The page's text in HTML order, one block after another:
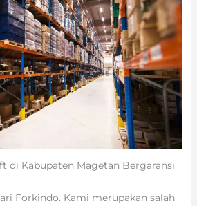
di Kabupaten Magetan Bergaransi
Forkindo. Kami merupakan salah